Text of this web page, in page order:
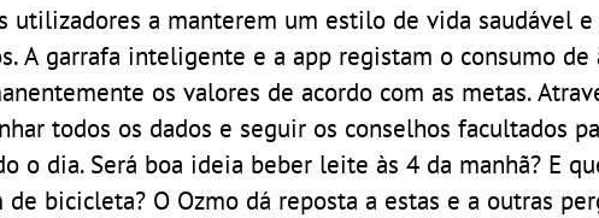
utilizadores a manterem um estilo de vida saudável e
A garrafa inteligente e a app registam o consumo de
os valores de acordo com as metas.
todos os dados e seguir os conselhos facultados
o dia. Será boa ideia beber leite às 4 da manhã? E
bicicleta? O Ozmo dá reposta a estas e a outras